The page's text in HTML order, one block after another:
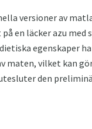
versioner av
en läcker azu med
egenskaper
maten, vilket kan
den